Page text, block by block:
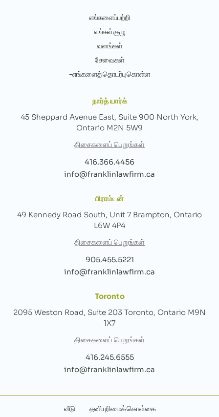
எங்களைப்பற்றி
எங்கள் குழு
வளங்கள்
சேவைகள்
-எங்களைத் தொடர்பு கொள்ள
நார்த் யார்க்
45 Sheppard Avenue East, Suite 900 North York,
Ontario M2N 5W9
திசைகளைப் பெறுங்கள்
416.366.4456
info@franklinlawfirm.ca
பிராம்டன்
49 Kennedy Road South, Unit 7 Brampton, Ontario
L6W 4P4
திசைகளைப் பெறுங்கள்
905.455.5221
info@franklinlawfirm.ca
Toronto
2095 Weston Road, Suite 203 Toronto, Ontario M9N
1X7
திசைகளைப் பெறுங்கள்
416.245.6555
info@franklinlawfirm.ca
வீடு தனியுரிமைக் கொள்கை